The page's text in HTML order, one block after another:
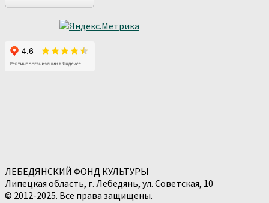
ЛЕБЕДЯНСКИЙ ФОНД КУЛЬТУРЫ
Липецкая область, г. Лебедянь, ул. Советская, 10
© 2012-2025. Все права защищены.